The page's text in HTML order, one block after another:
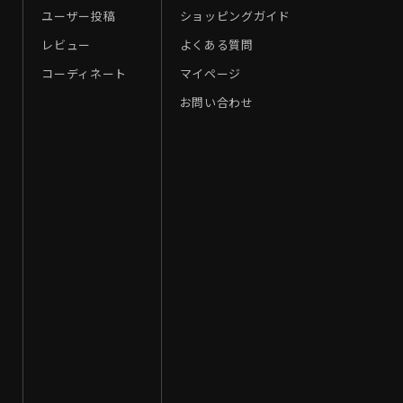
ユーザー投稿
レビュー
コーディネート
ショッピングガイド
よくある質問
マイページ
お問い合わせ